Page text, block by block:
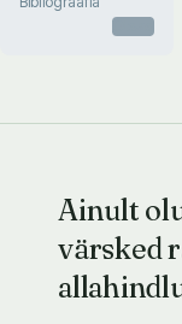
Ainult
värsked